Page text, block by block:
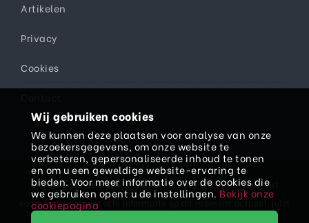
Artikelen
Privacy
Cookies
Ondanks dat de website met grote zorg is opgezet, kan het
voorkomen dat niet alle informatie op dit moment actueel, juist
Wij gebruiken cookies
We kunnen deze plaatsen voor analyse van onze
bezoekersgegevens, om onze website te
verbeteren, gepersonaliseerde inhoud te tonen
en om u een geweldige website-ervaring te
bieden. Voor meer informatie over de cookies die
we gebruiken opent u de instellingen. Bekijk onze
cookiepagina